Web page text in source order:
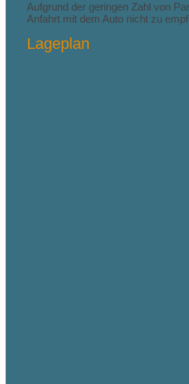
Aufgrund der geringen Zahl von
Anfahrt mit dem Auto nicht zu
Lageplan